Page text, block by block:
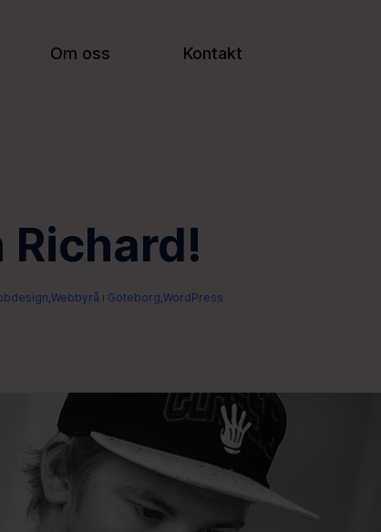
Om oss Kontakt
Richard!
Webbyrå i Göteborg WordPress